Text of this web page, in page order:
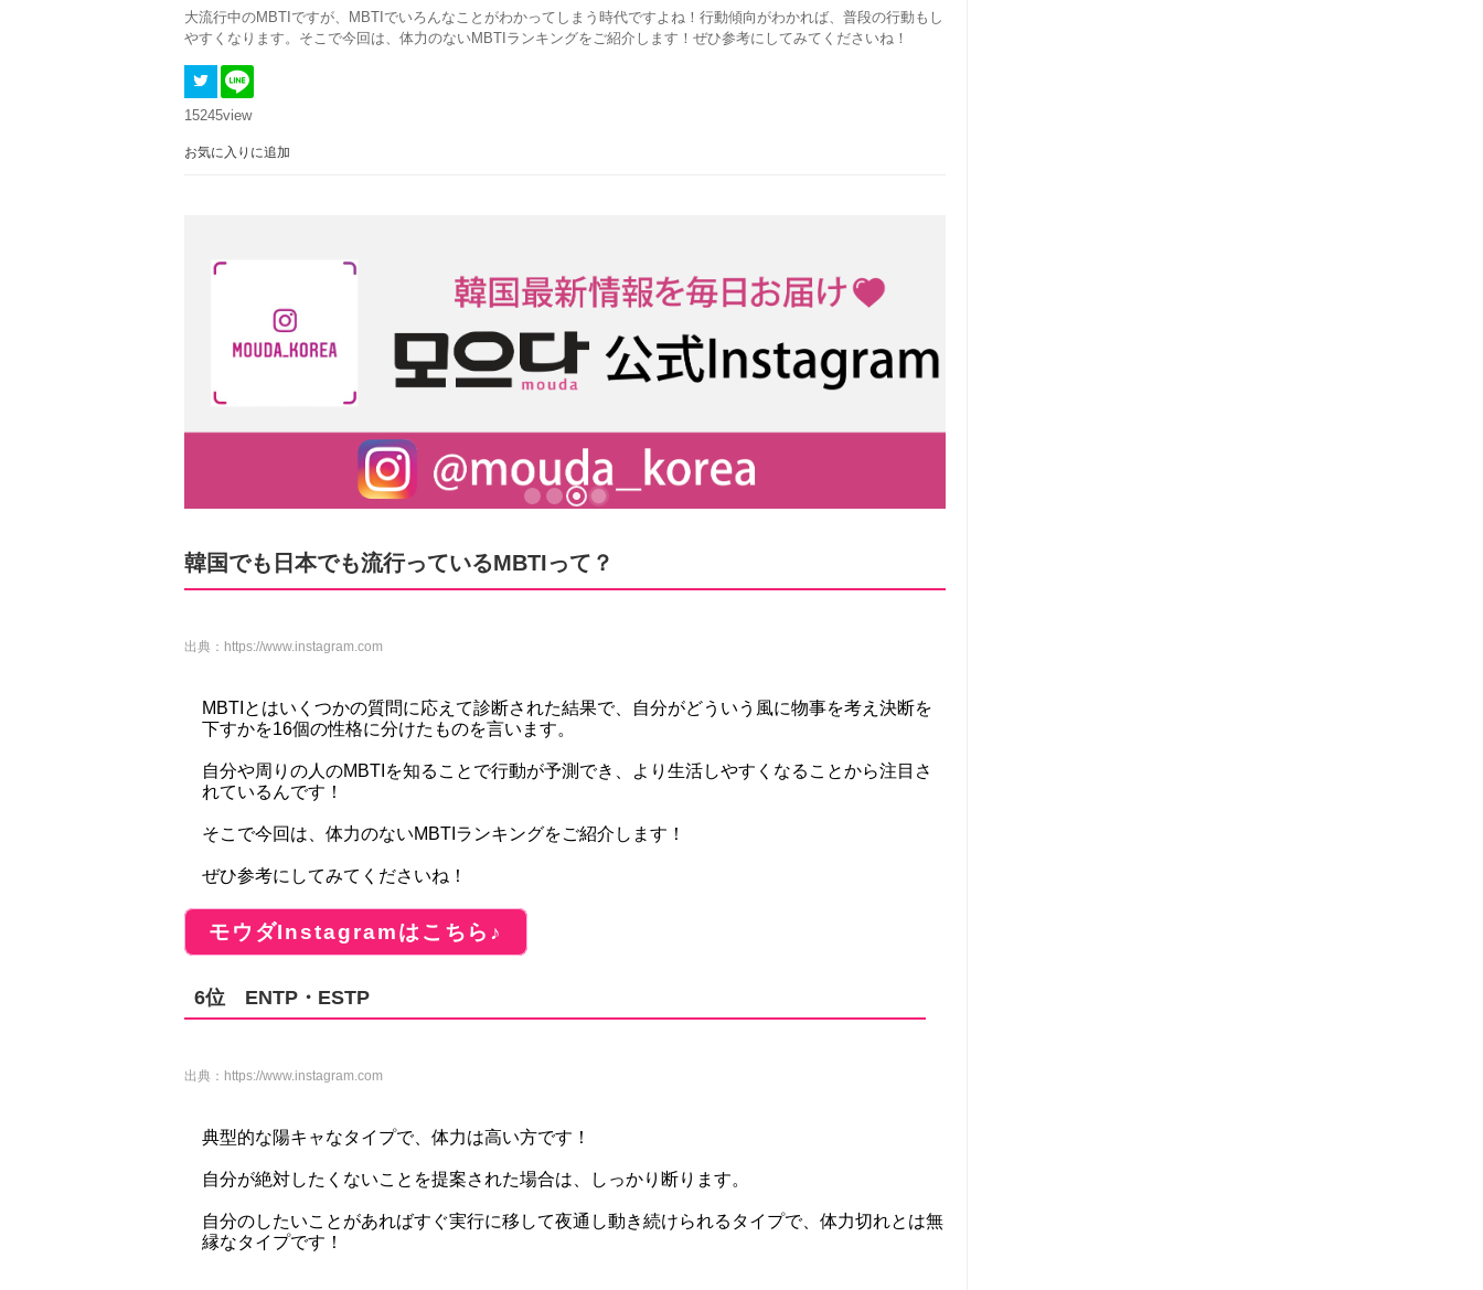
大流行中のMBTIですが、MBTIでいろんなことがわかってしまう時代ですよね！行動傾向がわかれば、普段の行動もし
やすくなります。そこで今回は、体力のないMBTIランキングをご紹介します！ぜひ参考にしてみてくださいね！
15245view
お気に入りに追加
韓国でも日本でも流行っているMBTIって？
出典： https://www.instagram.com
MBTIとはいくつかの質問に応えて診断された結果で、自分がどういう風に物事を考え決断を
下すかを16個の性格に分けたものを言います。
自分や周りの人のMBTIを知ることで行動が予測でき、より生活しやすくなることから注目さ
れているんです！
そこで今回は、体力のないMBTIランキングをご紹介します！
ぜひ参考にしてみてくださいね！
モウダInstagramはこちら♪
6位 ENTP・ESTP
出典： https://www.instagram.com
典型的な陽キャなタイプで、体力は高い方です！
自分が絶対したくないことを提案された場合は、しっかり断ります。
自分のしたいことがあればすぐ実行に移して夜通し動き続けられるタイプで、体力切れとは無
縁なタイプです！